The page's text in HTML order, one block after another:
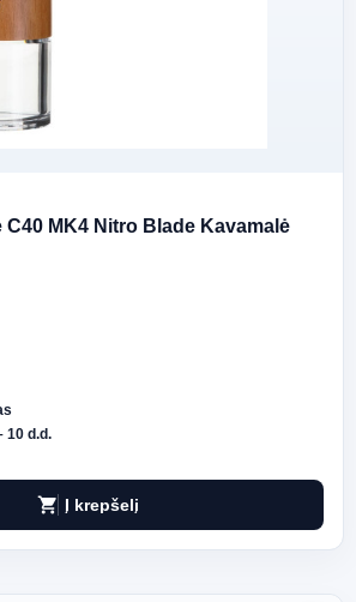
MK4 Nitro Blade Kavamalė
10 d.d.
shopping_cart Į krepšelį